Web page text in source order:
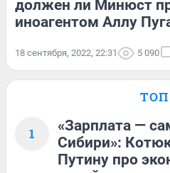
должен ли Минюст
иноагентом Аллу
18 сентября, 2022, 22:31 5 090
ТОП
1
«Зарплата —
Сибири»:
Путину про